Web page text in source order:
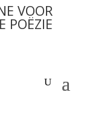
VOOR
POËZIE